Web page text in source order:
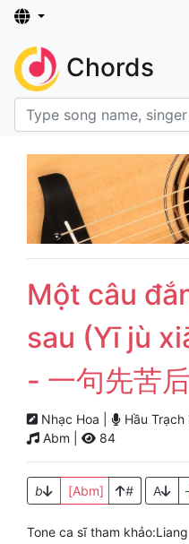
Chords
Một câu
sau (Yī jù
- 一句先苦
Nhạc Hoa | Hầu Trạch
Abm |
84
b [Abm] # A
Tone ca sĩ tham